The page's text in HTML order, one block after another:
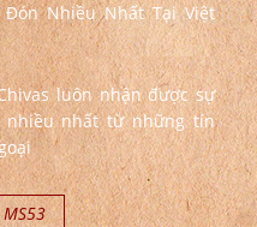
Đón Nhiều Nhất Tại Việt
luôn nhận được sự
nhiều nhất từ những tín